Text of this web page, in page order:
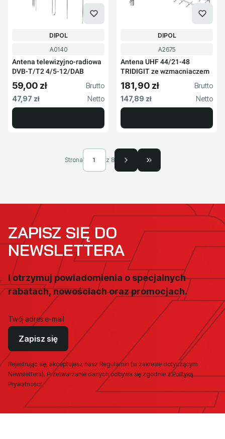
Kod produktu
A0140
Antena telewizyjno-radiowa
DVB-T/T2 4/5-12/DAB
PRODUCENT
DIPOL
Cena brutto
59,00 zł
Cena netto
47,97 zł
Kod produktu
A2675
Antena UHF 44/21-48
TRIDIGIT ze wzmacniaczem
PRODUCENT
DIPOL
Cena brutto
181,90 zł
Cena netto
147,89 zł
Strona z 8 Przejdź do ostatniej
ZAPISZ SIĘ DO
NEWSLETTERA
I otrzymuj powiadomienia o specjalnych
rabatach, nowościach oraz promocjach.
Twój adres e-mail
Zapisz się
Rejestrując się, akceptujesz nasz Regulamin (w zakresie dotyczącym
Newslettera). Przetwarzanie danych odbywa się zgodnie z Polityką
Prywatności.